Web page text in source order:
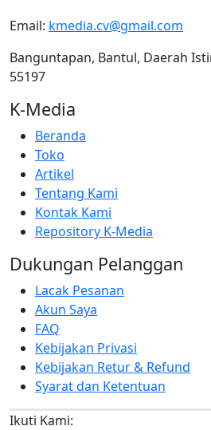
Email: kmedia.cv@gmail.com
Banguntapan, Bantul, Daerah
55197
K-Media
Beranda
Toko
Artikel
Tentang Kami
Kontak Kami
Repository K-Media
Dukungan Pelanggan
Lacak Pesanan
Akun Saya
FAQ
Kebijakan Privasi
Kebijakan Retur & Refund
Syarat dan Ketentuan
Ikuti Kami: